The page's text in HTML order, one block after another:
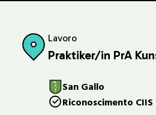
Lavoro
Praktiker/in PrA
San Gallo
Riconoscimento CIIS